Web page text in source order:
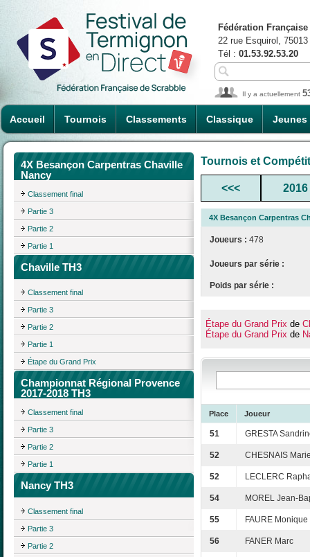
Accueil Tournois Classements Classique Jeunes
Fédération
22 rue Esquirol,
Tél : 01.53.92.53.20
Il y a actuellement
4X Besançon Carpentras Chaville
Nancy
Classement final
Partie 3
Partie 2
Partie 1
Chaville TH3
Classement final
Partie 3
Partie 2
Partie 1
Étape du Grand Prix
Championnat Régional Provence
2017-2018 TH3
Classement final
Partie 3
Partie 2
Partie 1
Nancy TH3
Classement final
Partie 3
Partie 2
Tournois et
<<< 2016
4X Besançon Carpentras
Joueurs : 478
Joueurs par série :
Poids par série :
Étape du Grand Prix de
Étape du Grand Prix de
Place Joueur
51 GRESTA
52 CHESNAIS
52 LECLERC
54 MOREL Jean-
55 FAURE Monique
56 FANER Marc